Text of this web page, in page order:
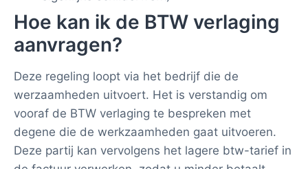
Hoe kan ik de BTW verlaging
aanvragen?
Deze regeling loopt via het bedrijf die de
werzaamheden uitvoert. Het is verstandig om
vooraf de BTW verlaging te bespreken met
degene die de werkzaamheden gaat uitvoeren.
Deze partij kan vervolgens het lagere btw-tarief in